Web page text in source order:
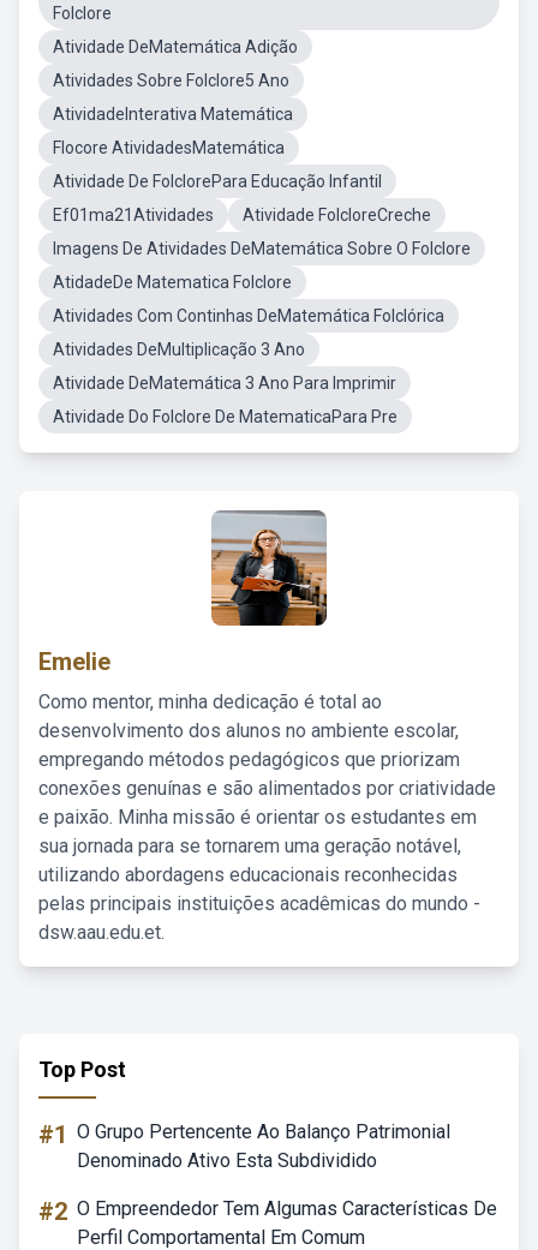
Folclore
Atividade DeMatemática Adição
Atividades Sobre Folclore5 Ano
AtividadeInterativa Matemática
Flocore AtividadesMatemática
Atividade De FolclorePara Educação Infantil
Ef01ma21Atividades
Atividade FolcloreCreche
Imagens De Atividades DeMatemática Sobre O Folclore
AtidadeDe Matematica Folclore
Atividades Com Continhas DeMatemática Folclórica
Atividades DeMultiplicação 3 Ano
Atividade DeMatemática 3 Ano Para Imprimir
Atividade Do Folclore De MatematicaPara Pre
Emelie
Como mentor, minha dedicação é total ao
desenvolvimento dos alunos no ambiente escolar,
empregando métodos pedagógicos que priorizam
conexões genuínas e são alimentados por criatividade
e paixão. Minha missão é orientar os estudantes em
sua jornada para se tornarem uma geração notável,
utilizando abordagens educacionais reconhecidas
pelas principais instituições acadêmicas do mundo -
dsw.aau.edu.et.
Top Post
#1 O Grupo Pertencente Ao Balanço Patrimonial
Denominado Ativo Esta Subdividido
#2 O Empreendedor Tem Algumas Características De
Perfil Comportamental Em Comum